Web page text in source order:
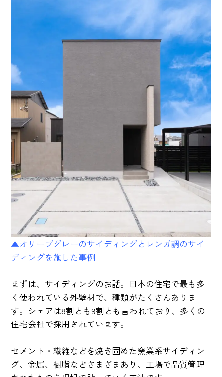
▲オリーブグレーのサイディングとレンガ調のサイ
ディングを施した事例
まずは、サイディングのお話。日本の住宅で最も多
く使われている外壁材で、種類がたくさんありま
す。シェアは8割とも9割とも言われており、多くの
住宅会社で採用されています。
セメント・繊維などを焼き固めた窯業系サイディン
グ、金属、樹脂などさまざまあり、工場で品質管理